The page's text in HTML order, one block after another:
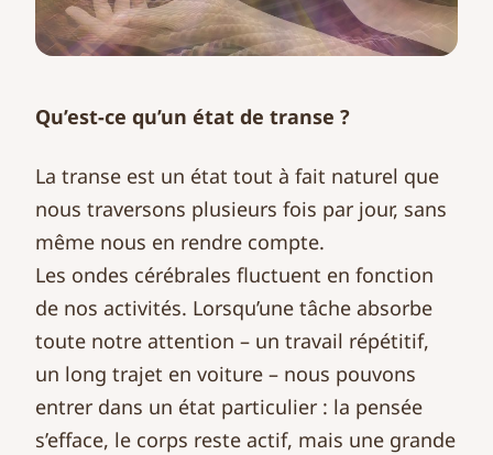
Qu’est-ce qu’un état de transe ?
La transe est un état tout à fait naturel que
nous traversons plusieurs fois par jour, sans
même nous en rendre compte.
Les ondes cérébrales fluctuent en fonction
de nos activités. Lorsqu’une tâche absorbe
toute notre attention – un travail répétitif,
un long trajet en voiture – nous pouvons
entrer dans un état particulier : la pensée
s’efface, le corps reste actif, mais une grande